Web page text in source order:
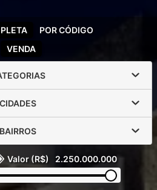
VENDA
POR CÓDIGO
CIDADES
BAIRROS
Valor (R$) 2.250.000.000